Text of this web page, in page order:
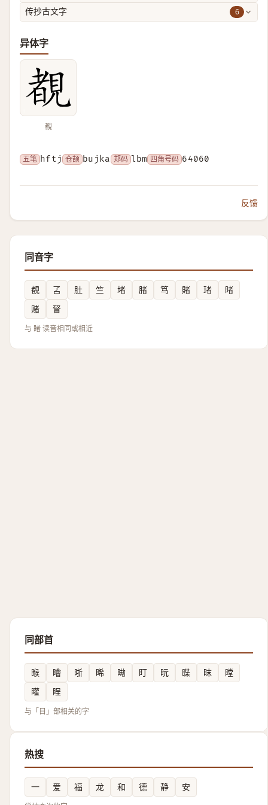
传抄古文字 6
异体字
覩
五笔 hftj 仓颉 bujka 郑码 lbm 四角号码 64060
反馈
同音字
覩 叾 肚 竺 堵 䐗 笃 賭 琽
暏
赌
䀾
与 睹 读音相同或相近
同部首
睺 瞺 䀿 睎 䀷 盯 盶 䁋 眜
瞠
矔
睈
与「目」部相关的字
热搜
一 爱 福 龙 和 德 静 安